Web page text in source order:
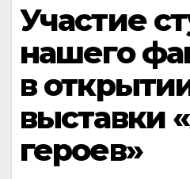
Участие
нашего
в
выставки
героев»